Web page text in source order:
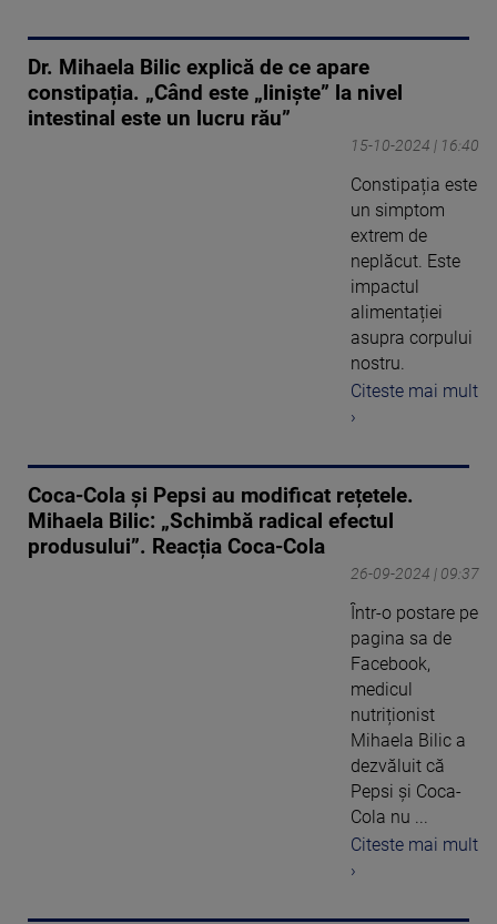
Dr. Mihaela Bilic explică de ce apare
constipația. „Când este „liniște” la nivel
intestinal este un lucru rău”
15-10-2024 | 16:40
Constipația este
un simptom
extrem de
neplăcut. Este
impactul
alimentației
asupra corpului
nostru.
Citeste mai mult
›
Coca-Cola și Pepsi au modificat rețetele.
Mihaela Bilic: „Schimbă radical efectul
produsului”. Reacția Coca-Cola
26-09-2024 | 09:37
Într-o postare pe
pagina sa de
Facebook,
medicul
nutriționist
Mihaela Bilic a
dezvăluit că
Pepsi și Coca-
Cola nu ...
Citeste mai mult
›